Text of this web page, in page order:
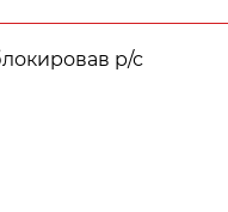
р/с